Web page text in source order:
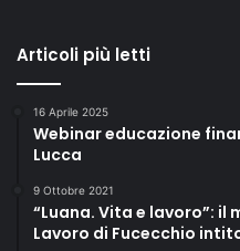
Articoli più letti
16 Aprile 2025
Webinar educazione
Lucca
9 Ottobre 2021
“Luana. Vita e lavoro”: il
Lavoro di Fucecchio